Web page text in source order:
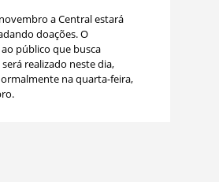
a Central estará
doações. O
público que busca
realizado neste dia,
na quarta-feira,